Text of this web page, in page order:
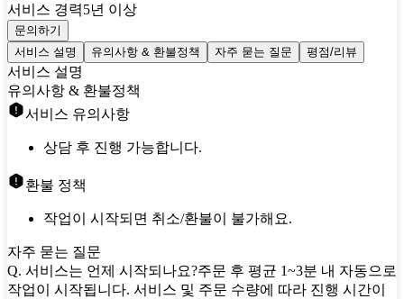
서비스 경력5년 이상
문의하기
서비스 설명
유의사항 & 환불정책 자주 묻는 질문 평점/리뷰
서비스 설명
유의사항 & 환불정책
서비스 유의사항
상담 후 진행 가능합니다.
환불 정책
작업이 시작되면 취소/환불이 불가해요.
자주 묻는 질문
Q. 서비스는 언제 시작되나요?주문 후 평균 1~3분 내 자동으로
작업이 시작됩니다. 서비스 및 주문 수량에 따라 진행 시간이